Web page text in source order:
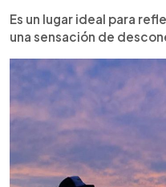
Es un lugar ideal para
una sensación de